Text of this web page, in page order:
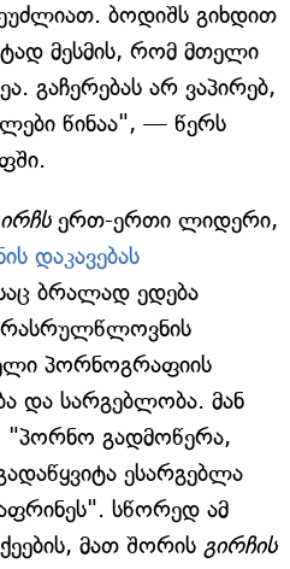
ბოდიშს გიხდით
მესმის, რომ მთელი
გაჩერებას არ ვაპირებ,
წინაა", — წერს
ერთ-ერთი ლიდერი,
დაკავებას
ბრალად ედება
პორნოგრაფიის
და სარგებლობა. მან
"პორნო გადმოწერა,
ესარგებლა
სწორედ ამ
მათ შორის გირჩის